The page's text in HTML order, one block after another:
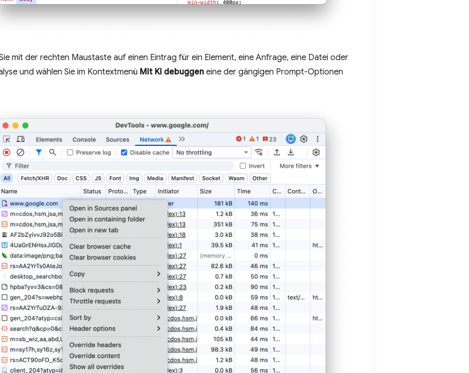
mit der rechten Maustaste auf einen Eintrag für ein Element, eine Anfrage, eine Datei oder
und wählen Sie im Kontextmenü Mit KI debuggen eine der gängigen Prompt-Optionen